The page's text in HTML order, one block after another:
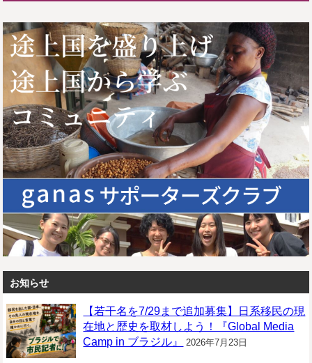
お知らせ
【若干名を7/29まで追加募集】日系移民の現
在地と歴史を取材しよう！『Global Media
Camp in ブラジル』
2026年7月23日